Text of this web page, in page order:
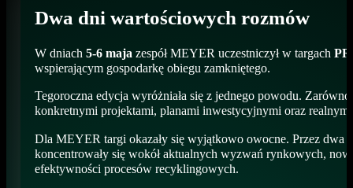
Dwa dni wartościowych rozmów
W dniach 5-6 majazespół MEYER uczestniczył w targach
wspierającym gospodarkę obiegu zamkniętego.
Tegoroczna edycja wyróżniała się z jednego powodu.
konkretnymi projektami, planami inwestycyjnymi oraz
Dla MEYER targi okazały się wyjątkowo owocne. Przez dwa
koncentrowały się wokół aktualnych wyzwań rynkowych,
efektywności procesów recyklingowych.